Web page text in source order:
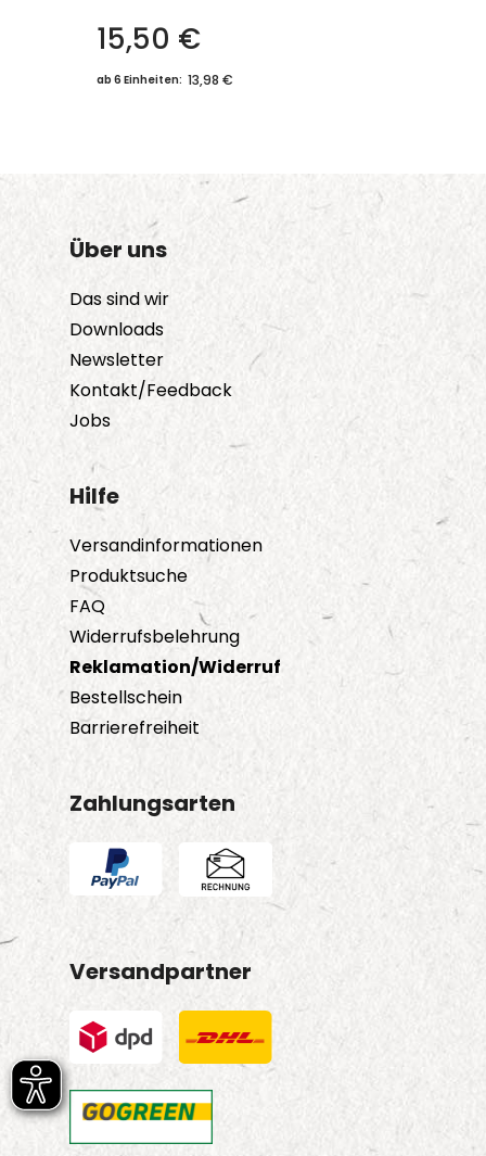
15,50 €
ab 6 Einheiten: 13,98 €
Über uns
Das sind wir
Downloads
Newsletter
Kontakt/Feedback
Jobs
Hilfe
Versandinformationen
Produktsuche
FAQ
Widerrufsbelehrung
Reklamation/Widerruf
Bestellschein
Barrierefreiheit
Zahlungsarten
Versandpartner